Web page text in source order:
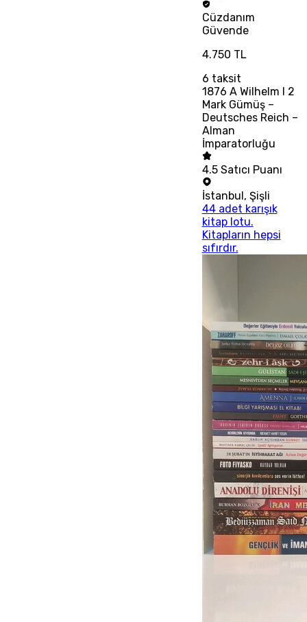
Cüzdanım
Güvende
4.750 TL
6 taksit
1876 A Wilhelm I 2
Mark Gümüş –
Deutsches Reich –
Alman
İmparatorluğu
4.5 Satıcı Puanı
İstanbul, Şişli
44 adet karışık
kitap lotu.
Kitapların hepsi
sıfırdır.